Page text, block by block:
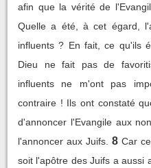
afin que la vérité de
Quelle a été, à cet égard,
influents ? En fait, ce qu'ils
Dieu ne fait pas de
influents ne m'ont pas
contraire ! Ils ont constaté
d'annoncer l'Evangile aux
l'annoncer aux Juifs. 8 Car
soit l'apôtre des Juifs a aussi